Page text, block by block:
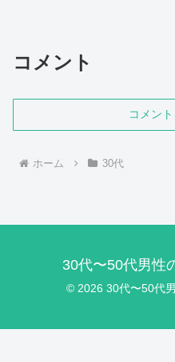
コメント
コメン
ホーム 30代
30代〜50代男性
© 2026 30代〜50代